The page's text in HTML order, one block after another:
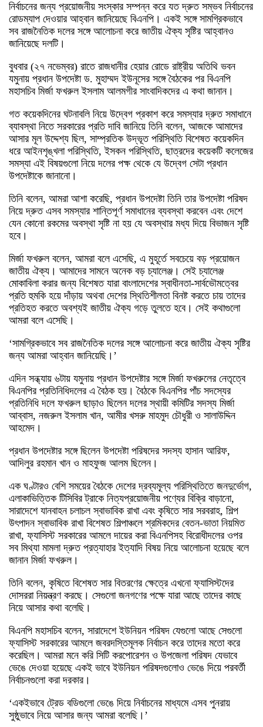
নির্বাচনের জন্য প্রয়োজনীয় সংস্কার সম্পন্ন করে যত দ্রুত সম্ভব নির্বাচনের
রোডম্যাপ দেওয়ার আহ্বান জানিয়েছে বিএনপি। একই সঙ্গে সামগ্রিকভাবে
সব রাজনৈতিক দলের সঙ্গে আলোচনা করে জাতীয় ঐক্য সৃষ্টির আহ্বানও
জানিয়েছে দলটি।
বুধবার (২৭ নভেম্বর) রাতে রাজধানীর হেয়ার রোডে রাষ্ট্রীয় অতিথি ভবন
যমুনায় প্রধান উপদেষ্টা ড. মুহাম্মদ ইউনূসের সঙ্গে বৈঠকের পর বিএনপি
মহাসচিব মির্জা ফখরুল ইসলাম আলমগীর সাংবাদিকদের এ কথা জানান।
গত কয়েকদিনের ঘটনাবলি নিয়ে উদ্বেগ প্রকাশ করে সমস্যার দ্রুত সমাধানে
ব্যাবস্থা নিতে সরকারের প্রতি দাবি জানিয়ে তিনি বলেন, আজকে আমাদের
আসার মূল উদ্দেশ্য ছিল, সাম্প্রতিক উদ্ভূত পরিস্থিতি বিশেষত কয়েকদিন
ধরে আইনশৃঙ্খলা পরিস্থিতি, ইসকন পরিস্থিতি, ছাত্রদের কয়েকটি কলেজের
সমস্যা এই বিষয়গুলো নিয়ে দলের পক্ষ থেকে যে উদ্বেগ সেটা প্রধান
উপদেষ্টাকে জানানো।
তিনি বলেন, আমরা আশা করেছি, প্রধান উপদেষ্টা তিনি তার উপদেষ্টা পরিষদ
নিয়ে দ্রুত এসব সমস্যার শান্তিপূর্ণ সমাধানের ব্যবস্থা করবেন এবং দেশে
যেন কোনো রকমের অবস্থা সৃষ্টি না হয় যে অবস্থার মধ্য দিয়ে বিভাজন সৃষ্টি
হবে।
মির্জা ফখরুল বলেন, আমরা বলে এসেছি, এ মুহূর্তে সবচেয়ে বড় প্রয়োজন
জাতীয় ঐক্য। আমাদের সামনে অনেক বড় চ্যালেঞ্জ। সেই চ্যালেঞ্জ
মোকাবিলা করার জন্য বিশেষত যারা বাংলাদেশের স্বাধীনতা-সার্বভৌমত্বের
প্রতি হুমকি হয়ে দাঁড়ায় অথবা দেশের স্থিতিশীলতা বিনষ্ট করতে চায় তাদের
প্রতিহত করতে অবশ্যই জাতীয় ঐক্য গড়ে তুলতে হবে। সেই কথাগুলো
আমরা বলে এসেছি।
‘সামগ্রিকভাবে সব রাজনৈতিক দলের সঙ্গে আলোচনা করে জাতীয় ঐক্য সৃষ্টির
জন্য আমরা আহ্বান জানিয়েছি।’
এদিন সন্ধ্যায় ৬টায় যমুনায় প্রধান উপদেষ্টার সঙ্গে মির্জা ফখরুলের নেতৃত্বে
বিএনপির প্রতিনিধিদলের এ বৈঠক হয়। বৈঠকে বিএনপির পাঁচ সদস্যের
প্রতিনিধি দলে ফখরুল ছাড়াও ছিলেন দলের স্থায়ী কমিটির সদস্য মির্জা
আব্বাস, নজরুল ইসলাম খান, আমীর খসরু মাহমুদ চৌধুরী ও সালাউদ্দিন
আহমেদ।
প্রধান উপদেষ্টার সঙ্গে ছিলেন উপদেষ্টা পরিষদের সদস্য হাসান আরিফ,
আদিলুর রহমান খান ও মাহফুজ আলম ছিলেন।
এক ঘণ্টারও বেশি সময়ের বৈঠকে দেশের দ্রব্যমূ্ল্য পরিস্থিতিতে জনদুর্ভোগ,
এলাকাভিত্তিক টিসিবির ট্রাকে নিত্যপ্রয়োজনীয় পণ্যের বিক্রি বাড়ানো,
সারাদেশে যানবাহন চলাচল স্বাভাবিক রাখা এবং কৃষিতে সার সরবরাহ, শিল্প
উৎপাদন স্বাভাবিক রাখা বিশেষত শিল্পাঞ্চলে শ্রমিকদের বেতন-ভাতা নিয়মিত
রাখা, ফ্যাসিস্ট সরকারের আমলে দায়ের করা বিএনপিসহ বিরোধীদলের ওপর
সব মিথ্যা মামলা দ্রুত প্রত্যাহার ইত্যাদি বিষয় নিয়ে আলোচনা হয়েছে বলে
জানান মির্জা ফখরুল।
তিনি বলেন, কৃষিতে বিশেষত সার বিতরণের ক্ষেত্রে এখনো ফ্যাসিস্টদের
দোসররা নিয়ন্ত্রণ করছে। সেগুলো জনগণের পক্ষে যারা আছে তাদের কাছে
নিয়ে আসার কথা বলেছি।
বিএনপি মহাসচিব বলেন, সারাদেশে ইউনিয়ন পরিষদ যেগুলো আছে সেগুলো
ফ্যাসিস্ট সরকারের আমলে জবরদস্তিমূলক নির্বাচন করে তাদের মতো করে
করেছিল। আমরা মনে করি সিটি করপোরেশন ও উপজেলা পরিষদ যেভাবে
ভেঙে দেওয়া হয়েছে একই ভাবে ইউনিয়ন পরিষদগুলোও ভেঙে দিয়ে পরবর্তী
নির্বাচনগুলো করা দরকার।
‘একইভাবে ট্রেড বডিগুলো ভেঙে দিয়ে নির্বাচনের মাধ্যমে এসব পুনরায়
সুষ্ঠুভাবে নিয়ে আসার জন্য আমরা বলেছি।’